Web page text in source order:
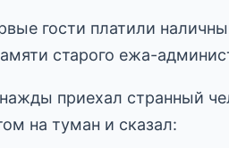
гости платили
старого ежа-
приехал странный
на туман и сказал: